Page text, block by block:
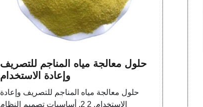
حلول معالجة مياه المناجم للتصريف
وإعادة الاستخدام
حلول معالجة مياه المناجم للتصريف وإعادة
الاستخدام. 2 2. أساسيات تصميم النظام